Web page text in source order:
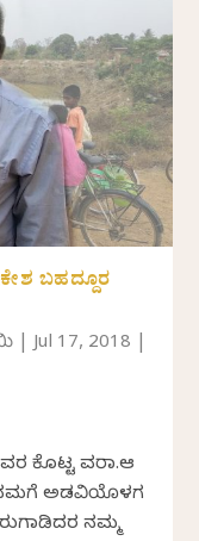
ಬಹದ್ದೂರ
|Jul 17, 2018
ಕೊಟ್ಟ ವರಾ.ಆ
ನಮಗೆ ಅಡವಿಯೊಳಗ
ನಮ್ಮ